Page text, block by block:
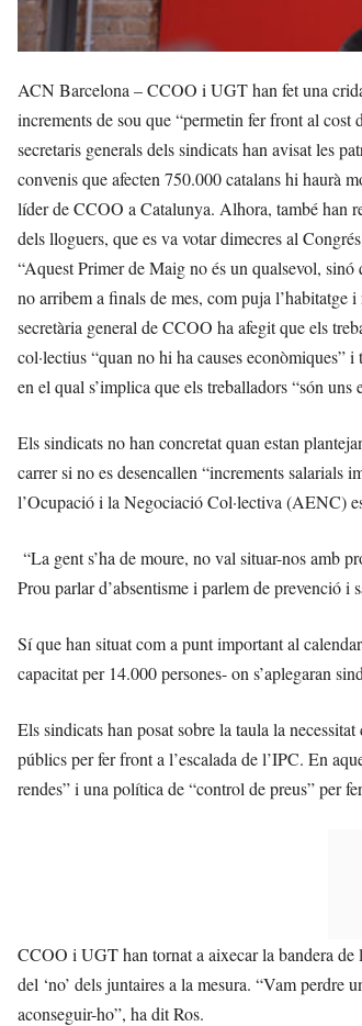
ACN Barcelona – CCOO i UGT han fet una
increments de sou que “permetin fer front al
secretaris generals dels sindicats han avisat les
convenis que afecten 750.000 catalans hi haurà
líder de CCOO a Catalunya. Alhora, també han
dels lloguers, que es va votar dimecres al
“Aquest Primer de Maig no és un qualsevol,
no arribem a finals de mes, com puja l’habitatge
secretària general de CCOO ha afegit que els
col·lectius “quan no hi ha causes econòmiques”
en el qual s’implica que els treballadors “són uns
Els sindicats no han concretat quan estan
carrer si no es desencallen “increments salarials
l’Ocupació i la Negociació Col·lectiva (AENC)
“La gent s’ha de moure, no val situar-nos amb
Prou parlar d’absentisme i parlem de prevenció
Sí que han situat com a punt important al
capacitat per 14.000 persones- on s’aplegaran
Els sindicats han posat sobre la taula la
públics per fer front a l’escalada de l’IPC. En
rendes” i una política de “control de preus” per
CCOO i UGT han tornat a aixecar la bandera de
del ‘no’ dels juntaires a la mesura. “Vam
aconseguir-ho”, ha dit Ros.